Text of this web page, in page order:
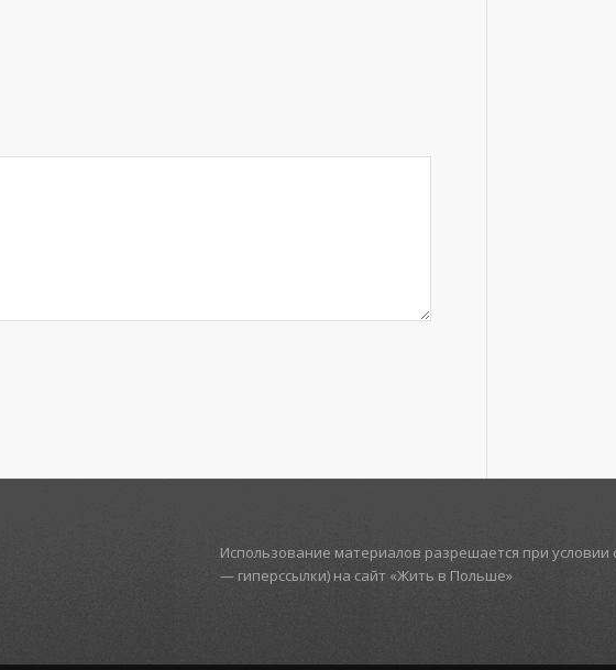
Использование материалов разрешается при условии
— гиперссылки) на сайт «Жить в Польше»